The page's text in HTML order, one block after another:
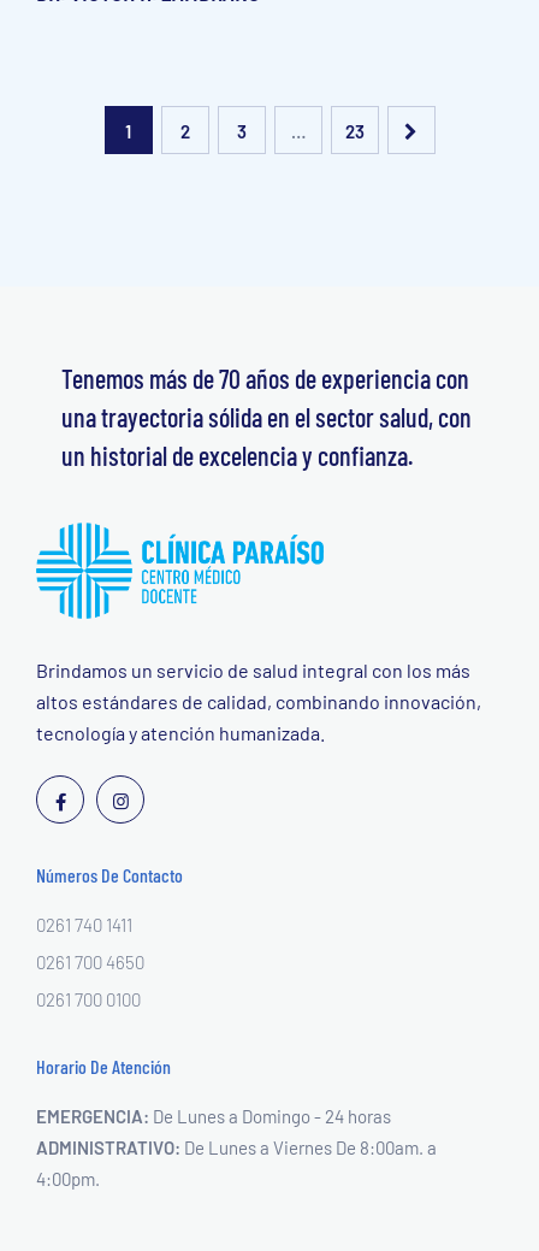
1 2 3 23
Tenemos más de 70 años de experiencia con
una trayectoria sólida en el sector salud, con
un historial de excelencia y confianza.
Brindamos un servicio de salud integral con los más
altos estándares de calidad, combinando innovación,
tecnología y atención humanizada.
Números De Contacto
0261 740 1411
0261 700 4650
0261 700 0100
Horario De Atención
EMERGENCIA: De Lunes a Domingo - 24 horas
ADMINISTRATIVO: De Lunes a Viernes De 8:00am. a
4:00pm.